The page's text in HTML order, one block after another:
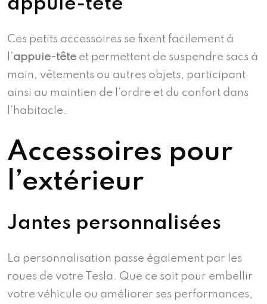
appuie-tête
Ces petits accessoires se fixent facilement à
l’appuie-tête et permettent de suspendre sacs à
main, vêtements ou autres objets, participant
ainsi au maintien de l’ordre et du confort dans
l’habitacle.
Accessoires pour
l’extérieur
Jantes personnalisées
La personnalisation passe également par les
roues de votre Tesla. Que ce soit pour embellir
votre véhicule ou améliorer ses performances,